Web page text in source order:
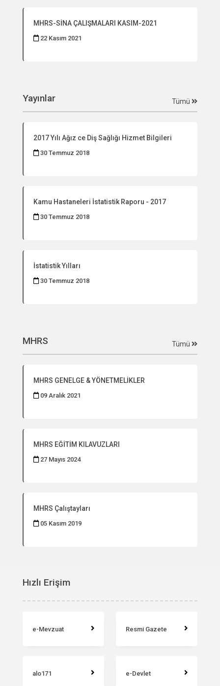
MHRS-SİNA ÇALIŞMALARI KASIM-2021
22 Kasım 2021
Yayınlar Tümü
2017 Yılı Ağız ce Diş Sağlığı Hizmet Bilgileri
30 Temmuz 2018
Kamu Hastaneleri İstatistik Raporu - 2017
30 Temmuz 2018
İstatistik Yılları
30 Temmuz 2018
MHRS Tümü
MHRS GENELGE & YÖNETMELİKLER
09 Aralık 2021
MHRS EĞİTİM KILAVUZLARI
27 Mayıs 2024
MHRS Çalıştayları
05 Kasım 2019
Hızlı Erişim
e-Mevzuat Resmi Gazete
alo171 e-Devlet